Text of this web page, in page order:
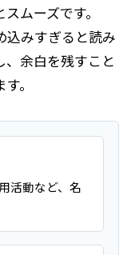
ムーズです。
込みすぎると読み
、余白を残すこと
。
活動など、名